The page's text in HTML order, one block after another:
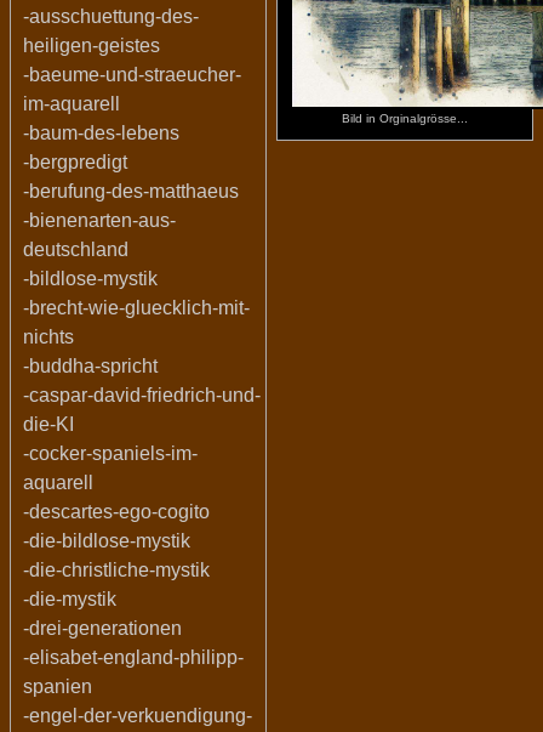
-ausschuettung-des-
heiligen-geistes
-baeume-und-straeucher-
im-aquarell
-baum-des-lebens
-bergpredigt
-berufung-des-matthaeus
-bienenarten-aus-
deutschland
-bildlose-mystik
-brecht-wie-gluecklich-mit-
nichts
-buddha-spricht
-caspar-david-friedrich-und-
die-KI
-cocker-spaniels-im-
aquarell
-descartes-ego-cogito
-die-bildlose-mystik
-die-christliche-mystik
-die-mystik
-drei-generationen
-elisabet-england-philipp-
spanien
-engel-der-verkuendigung-
Bild in Orginalgrösse...